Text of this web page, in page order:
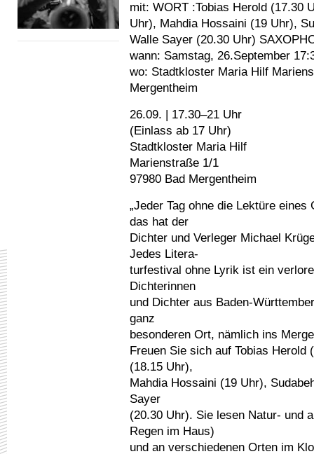
mit: WORT :Tobias Herold (17.30
Uhr), Mahdia Hossaini (19 Uhr),
Walle Sayer (20.30 Uhr)
wann: Samstag, 26.September
wo: Stadtkloster Maria Hilf
Mergentheim
26.09. | 17.30–21 Uhr
(Einlass ab 17 Uhr)
Stadtkloster Maria Hilf
Marienstraße 1/1
97980 Bad Mergentheim
„Jeder Tag ohne die Lektüre
das hat der
Dichter und Verleger Michael
Jedes Litera-
turfestival ohne Lyrik ist ein
Dichterinnen
und Dichter aus Baden-
ganz
besonderen Ort, nämlich ins
Freuen Sie sich auf Tobias Herold
(18.15 Uhr),
Mahdia Hossaini (19 Uhr),
Sayer
(20.30 Uhr). Sie lesen Natur- und
Regen im Haus)
und an verschiedenen Orten im